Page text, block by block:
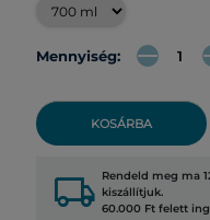
Mennyiség:
KOSÁRBA
local_shipping Rendeld meg ma
kiszállítjuk.
60.000 Ft felett